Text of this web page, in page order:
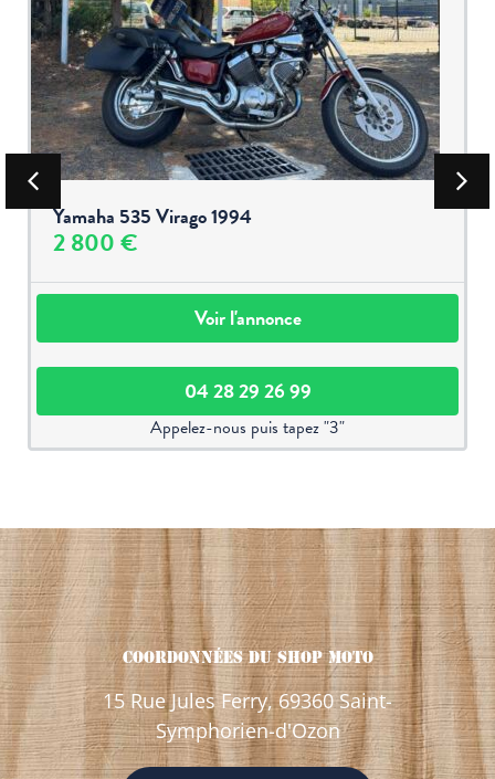
Yamaha 535 Virago 1994
2 800 €
Voir l'annonce
04 28 29 26 99
Appelez-nous puis tapez "3"
Coordonnées Du Shop Moto
15 Rue Jules Ferry, 69360 Saint-
Symphorien-d'Ozon